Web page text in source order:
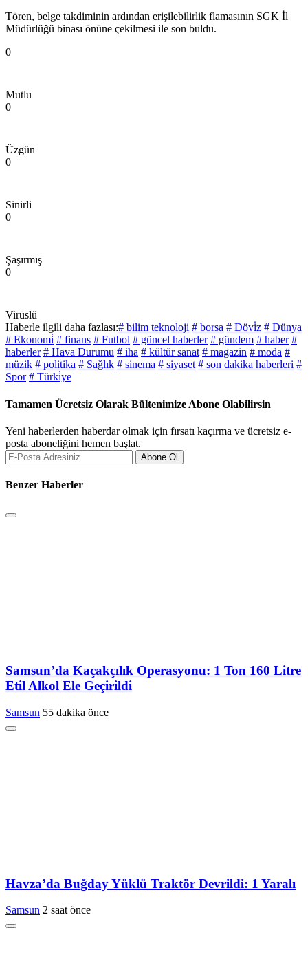
Tören, belge takdiminin ardından erişilebilirlik flamasının SGK İl
Müdürlüğü binası önüne çekilmesi ile son buldu.
0
Mutlu
0
Üzgün
0
Sinirli
0
Şaşırmış
0
Virüslü
Haberle ilgili daha fazlası:# bilim teknoloji # borsa # Dövi̇z # Dünya
# Ekonomi̇ # finans # Futbol # güncel haberler # gündem # haber #
haberler # Hava Durumu # iha # kültür sanat # magazin # moda #
müzik # politika # Sağlık # sinema # siyaset # son dakika haberleri #
Spor # Türki̇ye
Tamamen Ücretsiz Olarak Bültenimize Abone Olabilirsin
Yeni haberlerden haberdar olmak için fırsatı kaçırma ve ücretsiz e-
posta aboneliğini hemen başlat.
Abone Ol
Benzer Haberler
Samsun’da Kaçakçılık Operasyonu: 1 Ton 160 Litre
Etil Alkol Ele Geçirildi
Samsun 55 dakika önce
Havza’da Buğday Yüklü Traktör Devrildi: 1 Yaralı
Samsun 2 saat önce